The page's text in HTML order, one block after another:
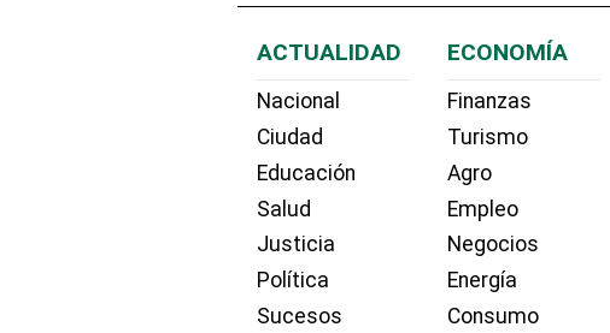
ACTUALIDAD
Nacional
Ciudad
Educación
Salud
Justicia
Política
Sucesos
ECONOMÍA
Finanzas
Turismo
Agro
Empleo
Negocios
Energía
Consumo